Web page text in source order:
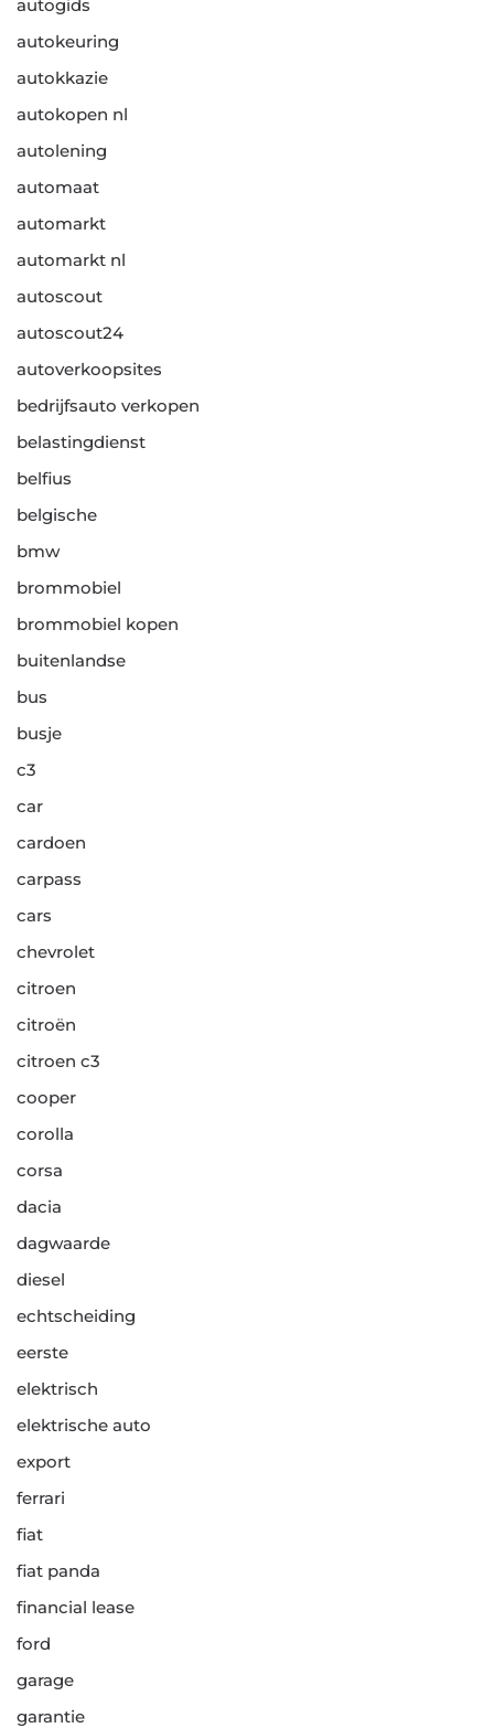
autogids
autokeuring
autokkazie
autokopen nl
autolening
automaat
automarkt
automarkt nl
autoscout
autoscout24
autoverkoopsites
bedrijfsauto verkopen
belastingdienst
belfius
belgische
bmw
brommobiel
brommobiel kopen
buitenlandse
bus
busje
c3
car
cardoen
carpass
cars
chevrolet
citroen
citroën
citroen c3
cooper
corolla
corsa
dacia
dagwaarde
diesel
echtscheiding
eerste
elektrisch
elektrische auto
export
ferrari
fiat
fiat panda
financial lease
ford
garage
garantie